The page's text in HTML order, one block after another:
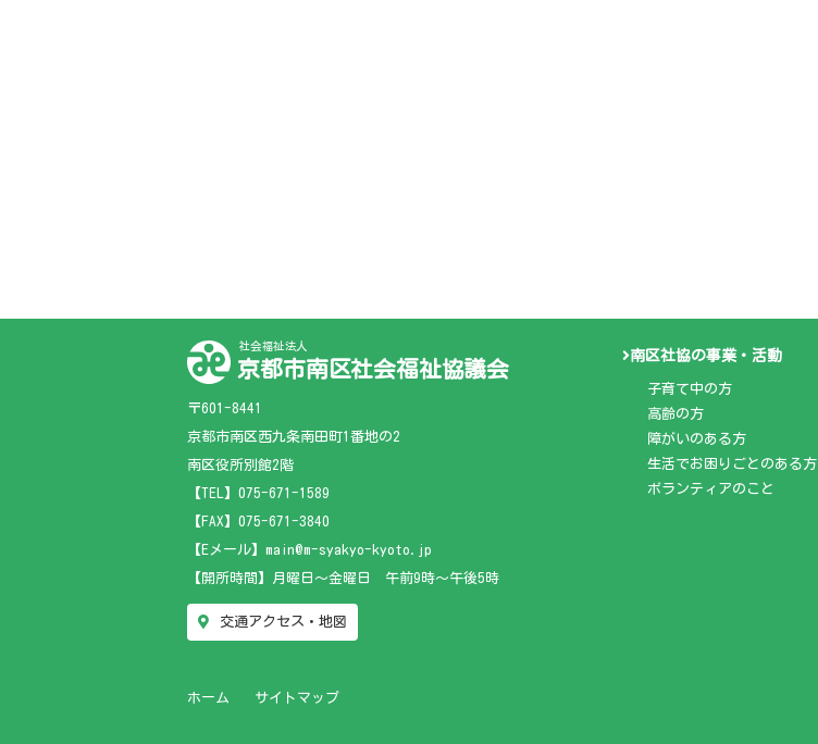
社会福祉法人
京都市南区社会福祉協議会
〒601-8441
京都市南区西九条南田町1番地の2
南区役所別館2階
【TEL】 075-671-1589
【FAX】075-671-3840
【Eメール】main@m-syakyo-kyoto.jp
【開所時間】月曜日～金曜日 午前9時～午後5時
交通アクセス・地図
南区社協の事業・活動
子育て中の方
高齢の方
障がいのある方
生活でお困りごとのある方
ボランティアのこと
ホーム サイトマップ